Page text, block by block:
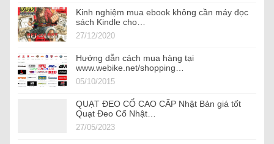
Kinh nghiệm mua ebook không cần máy đọc
sách Kindle cho…
27/12/2020
Hướng dẫn cách mua hàng tại
www.webike.net/shopping…
05/10/2015
QUẠT ĐEO CỔ CAO CẤP Nhật Bản giá tốt
Quạt Đeo Cổ Nhật…
27/05/2023